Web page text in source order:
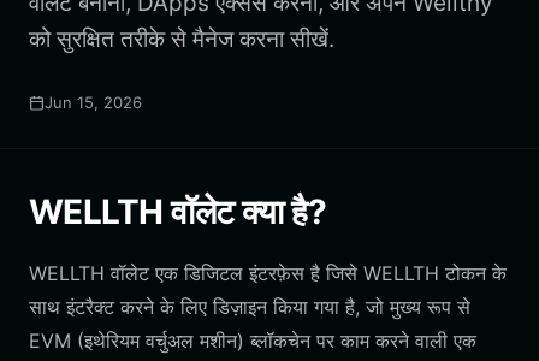
को सुरक्षित तरीके से मैनेज करना सीखें.
Jun 15, 2026
WELLTH वॉलेट क्या है?
WELLTH वॉलेट एक डिजिटल इंटरफ़ेस है जिसे WELLTH टोकन के
साथ इंटरैक्ट करने के लिए डिज़ाइन किया गया है, जो मुख्य रूप से
EVM (इथेरियम वर्चुअल मशीन) ब्लॉकचेन पर काम करने वाली एक